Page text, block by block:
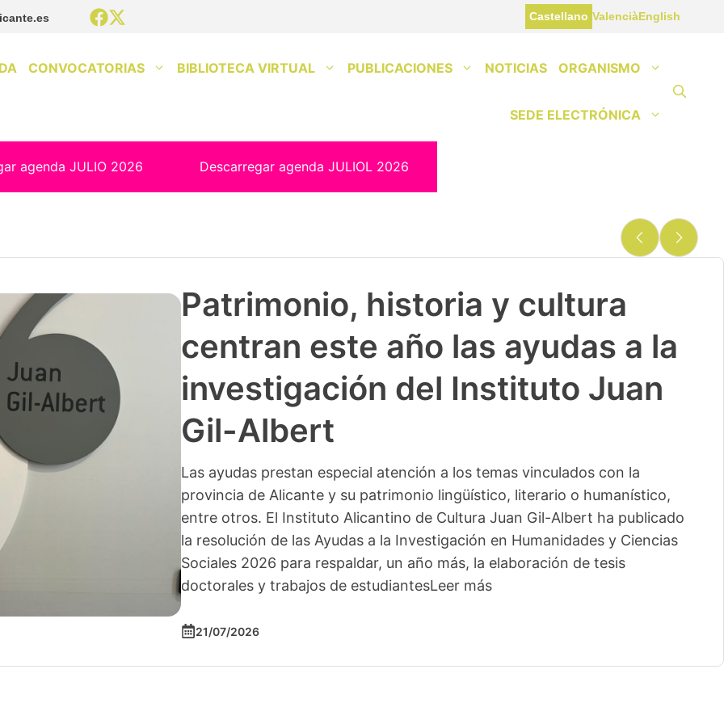
Castellano ValenciàEnglish
CONVOCATORIAS BIBLIOTECA VIRTUAL PUBLICACIONES NOTICIAS ORGANISMO
SEDE ELECTRÓNICA
agenda JULIO 2026 Descarregar agenda JULIOL 2026
Patrimonio, historia y cultura
centran este año las ayudas a la
investigación del Instituto Juan
Gil-Albert
Las ayudas prestan especial atención a los temas vinculados con la
provincia de Alicante y su patrimonio lingüístico, literario o humanístico,
entre otros. El Instituto Alicantino de Cultura Juan Gil-Albert ha publicado
la resolución de las Ayudas a la Investigación en Humanidades y Ciencias
Sociales 2026 para respaldar, un año más, la elaboración de tesis
doctorales y trabajos de estudiantesLeer más
21/07/2026